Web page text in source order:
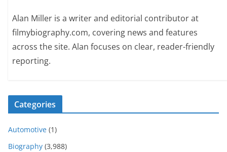
Alan Miller is a writer and editorial contributor at
filmybiography.com, covering news and features
across the site. Alan focuses on clear, reader-friendly
reporting.
Categories
Automotive (1)
Biography (3,988)